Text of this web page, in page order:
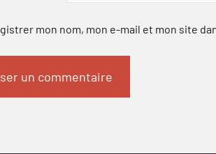
mon nom, mon e-mail et mon site